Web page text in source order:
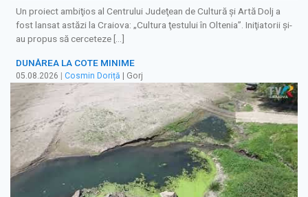
Un proiect ambiţios al Centrului Judeţean de Cultură şi Artă Dolj a
fost lansat astăzi la Craiova: „Cultura ţestului în Oltenia”. Iniţiatorii şi-
au propus să cerceteze […]
DUNĂREA LA COTE MINIME
05.08.2026 | Cosmin Doriță | Gorj